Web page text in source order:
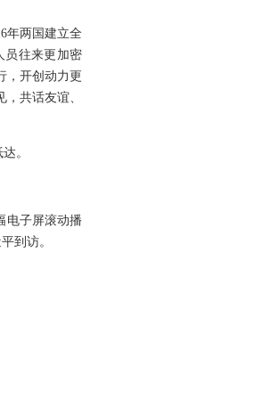
年两国建立全
员往来更加密
，开创动力更
共话友谊、
。
电子屏滚动播
到访。